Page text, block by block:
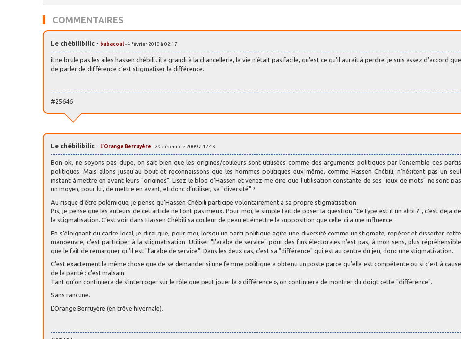
COMMENTAIRES
Le chébilibilic - babacoul - 4 février 2010 à 02:17
il ne brule pas les ailes hassen chébili...il a grandi à la chancellerie, la vie n’était pas facile, qu’est ce qu’il aurait à perdre. je suis assez d’accord que
de parler de différence c’est stigmatiser la différence.
#25646
Le chébilibilic - L’Orange Berruyère - 29 décembre 2009 à 12:43
Bon ok, ne soyons pas dupe, on sait bien que les origines/couleurs sont utilisées comme des arguments politiques par l’ensemble des partis
politiques. Mais allons jusqu’au bout et reconnaissons que les hommes politiques eux même, comme Hassen Chébili, n’hésitent pas un seul
instant à mettre en avant leurs "origines". Lisez le blog d’Hassen et venez me dire que l’utilisation constante de ses "jeux de mots" ne sont pas
un moyen, pour lui, de mettre en avant, et donc d’utiliser, sa "diversité" ?
Au risque d’être polémique, je pense qu’Hassen Chébili participe volontairement à sa propre stigmatisation.
Pis, je pense que les auteurs de cet article ne font pas mieux. Pour moi, le simple fait de poser la question "Ce type est-il un alibi ?", c’est déjà de
la stigmatisation. C’est voir dans Hassen Chébili sa couleur de peau et émettre la supposition que celle-ci a une influence.
En s’éloignant du cadre local, je dirai que, pour moi, lorsqu’un parti politique agite une diversité comme un stigmate, repérer et disserter cette
manoeuvre, c’est participer à la stigmatisation. Utiliser "l’arabe de service" pour des fins électorales n’est pas, à mon sens, plus répréhensible
que le fait de remarquer qu’il est "l’arabe de service". Dans les deux cas, c’est sa "différence" qui est au centre du jeu, donc une stigmatisation.
C’est exactement la même chose que de se demander si une femme politique a obtenu un poste parce qu’elle est compétente ou si c’est à cause
de la parité : c’est malsain.
Tant qu’on continuera de s’interroger sur le rôle que peut jouer la « différence », on continuera de montrer du doigt cette "différence".
Sans rancune.
L’Orange Berruyère (en trêve hivernale).